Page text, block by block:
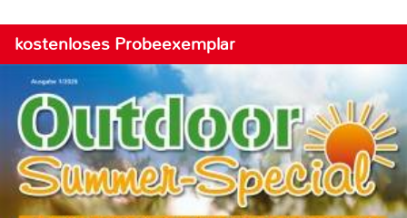
kostenloses Probeexemplar